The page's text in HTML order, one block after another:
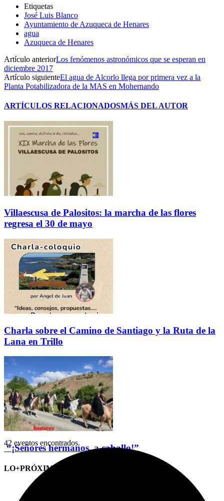
Etiquetas
José Luis Blanco
Ayuntamiento de Azuqueca de Henares
agua
Azuqueca de Henares
Artículo anteriorLos fenómenos astronómicos que se esperan en
diciembre 2017
Artículo siguienteEl agua de Alcorlo llega por primera vez a la
Planta Potabilizadora de la MAS en Mohernando
ARTÍCULOS RELACIONADOSMÁS DEL AUTOR
Villaescusa de Palositos: la marcha de las flores
regresa el 30 de mayo
Charla sobre el Camino de Santiago y la Ruta de la
Lana en Trillo
“¡Señores hermanos, a caballo!”
LO+PRÓXIMO (CITAS)
42 eventos encontrados.